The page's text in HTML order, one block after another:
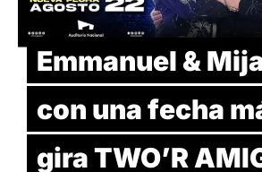
Emmanuel &
con una fecha
gira TWO’R